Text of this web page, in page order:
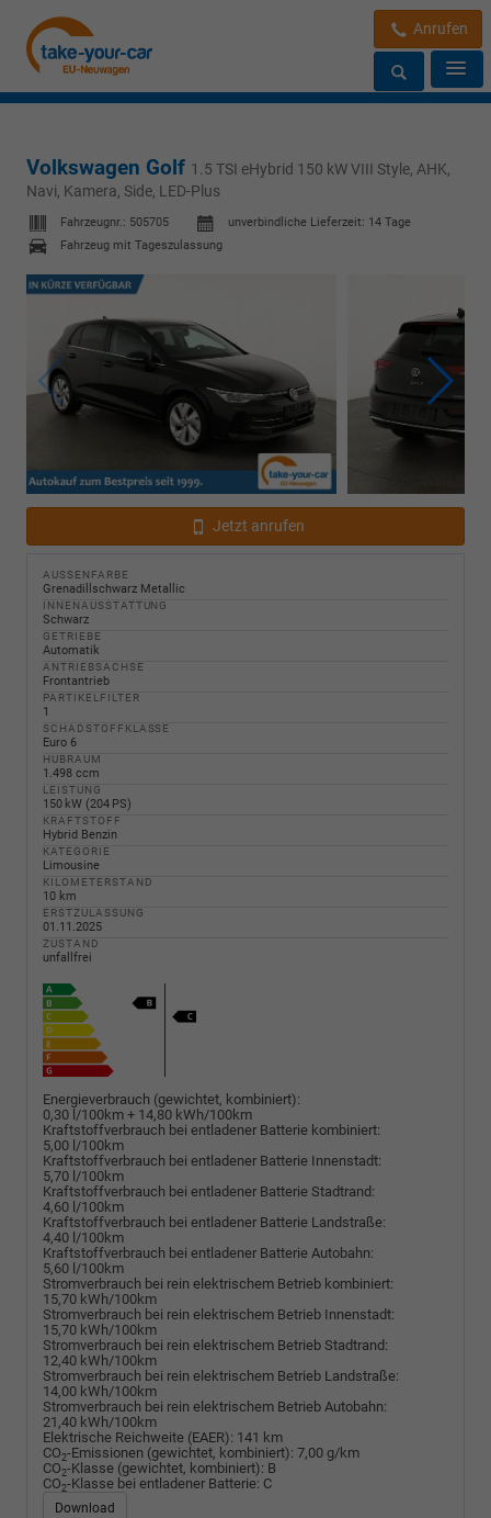
Anrufen
Volkswagen Golf 1.5 TSI eHybrid 150 kW VIII Style, AHK,
Navi, Kamera, Side, LED-Plus
Fahrzeugnr.: 505705 unverbindliche Lieferzeit: 14 Tage
Fahrzeug mit Tageszulassung
Jetzt anrufen
AUSSENFARBE
Grenadillschwarz Metallic
INNENAUSSTATTUNG
Schwarz
GETRIEBE
Automatik
ANTRIEBSACHSE
Frontantrieb
PARTIKELFILTER
1
SCHADSTOFFKLASSE
Euro 6
HUBRAUM
1.498 ccm
LEISTUNG
150 kW (204 PS)
KRAFTSTOFF
Hybrid Benzin
KATEGORIE
Limousine
KILOMETERSTAND
10 km
ERSTZULASSUNG
01.11.2025
ZUSTAND
unfallfrei
Energieverbrauch (gewichtet, kombiniert):
0,30 l/100km + 14,80 kWh/100km
Kraftstoffverbrauch bei entladener Batterie kombiniert:
5,00 l/100km
Kraftstoffverbrauch bei entladener Batterie Innenstadt:
5,70 l/100km
Kraftstoffverbrauch bei entladener Batterie Stadtrand:
4,60 l/100km
Kraftstoffverbrauch bei entladener Batterie Landstraße:
4,40 l/100km
Kraftstoffverbrauch bei entladener Batterie Autobahn:
5,60 l/100km
Stromverbrauch bei rein elektrischem Betrieb kombiniert:
15,70 kWh/100km
Stromverbrauch bei rein elektrischem Betrieb Innenstadt:
15,70 kWh/100km
Stromverbrauch bei rein elektrischem Betrieb Stadtrand:
12,40 kWh/100km
Stromverbrauch bei rein elektrischem Betrieb Landstraße:
14,00 kWh/100km
Stromverbrauch bei rein elektrischem Betrieb Autobahn:
21,40 kWh/100km
Elektrische Reichweite (EAER): 141 km
CO2-Emissionen (gewichtet, kombiniert): 7,00 g/km
CO2-Klasse (gewichtet, kombiniert): B
CO2-Klasse bei entladener Batterie: C
Download